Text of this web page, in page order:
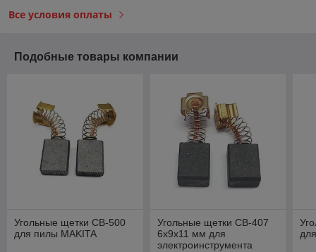
Все условия оплаты
Подобные товары компании
Угольные щетки CB-500
для пилы MAKITA
Угольные щетки CB-407
6x9x11 мм для
электроинструмента